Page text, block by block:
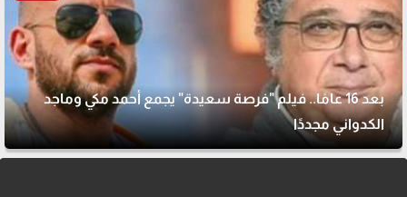
بعد 16 عامًا.. فيلم "فرصة سعيدة" يجمع أحمد مكي وماجد
الكدواني مجددًا